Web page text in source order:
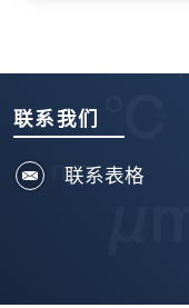
联系我们
联系表格